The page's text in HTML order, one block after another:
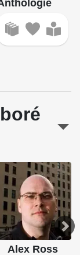
Alex Ross